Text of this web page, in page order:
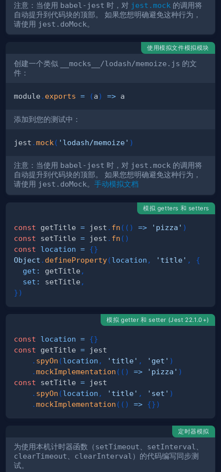
注意：当使用 babel-jest 时，对 jest.mock 的调用将
自动提升到代码块的顶部。 如果您想明确避免这种行为，
请使用 jest.doMock。
使用模拟文件模拟模块
创建一个类似 __mocks__/lodash/memoize.js 的文
件：
module . exports = (a) =>
添加到您的测试中：
jest .mock ( 'lodash/memoize' )
注意：当使用 babel-jest 时，对 jest.mock 的调用将
自动提升到代码块的顶部。 如果您想明确避免这种行为，
请使用 jest.doMock。 手动模拟文档
模拟 getters 和 setters
const getTitle = jest . fn ( ( ) => 'pizza' )
const setTitle = jest . fn ( )
const
location = {}
Object . defineProperty(location , 'title' ,
{
get : getTitle ,
set : setTitle ,
})
模拟 getter 和 setter (Jest 22.1.0+)
const location = {}
const getTitle =
. spyOn (location , 'title' , 'get' )
.mockImplementation ( ( ) => 'pizza' )
const setTitle =
. spyOn (location , 'title' , 'set' )
.mockImplementation ( ( ) => {})
定时器模拟
为使用本机计时器函数（setTimeout、 setInterval 、
clearTimeout、 clearInterval ）的代码编写同步测
试。